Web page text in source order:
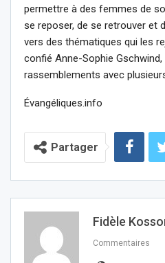
permettre à des femmes de
se reposer, de se retrouver et
vers des thématiques qui les
confié Anne-Sophie Gschwind,
rassemblements avec
Évangéliques.info
Partager
Fidèle
Commentaires